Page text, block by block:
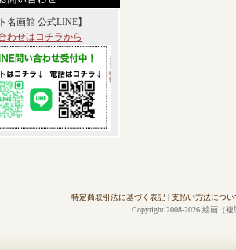
名画館 公式LINE】
わせはコチラから
特定商取引法に基づく表記 | 支払い方法につい
Copyright 2008-2026 絵画（